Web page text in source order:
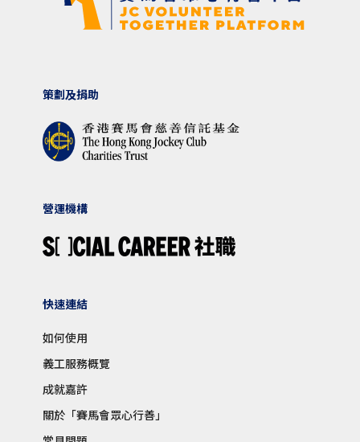
策劃及捐助
營運機構
快速連結
如何使用
義工服務概覽
成就嘉許
關於「賽馬會眾心行善」